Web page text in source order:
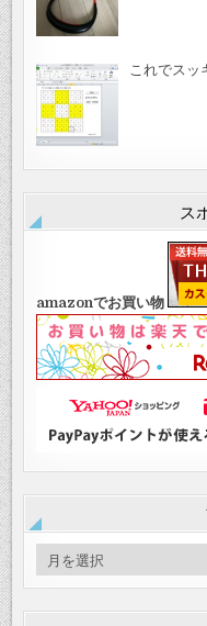
これでスッ
ス
amazonでお買い物
ー